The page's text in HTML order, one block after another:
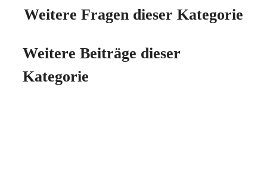
Weitere Fragen dieser Kategorie
Weitere Beiträge dieser
Kategorie